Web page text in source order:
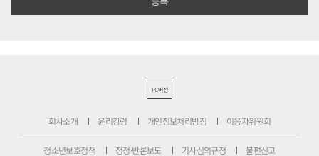
PC버전
회사소개 윤리강령 개인정보처리방침 이용자위원회
청소년보호정책 정정·반론보도 기사심의규정 불편신고